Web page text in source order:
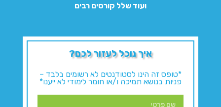
ועוד שלל קורסים רבים
איך נוכל לעזור לכם?
*טופס זה הינו לסטודנטים לא רשומים בלבד –
פניות בנושא תמיכה ו/או חומר לימודי לא ייענו*